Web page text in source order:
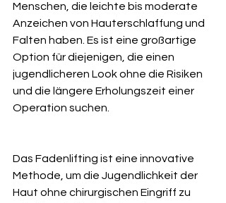
Menschen, die leichte bis moderate
Anzeichen von Hauterschlaffung und
Falten haben. Es ist eine großartige
Option für diejenigen, die einen
jugendlicheren Look ohne die Risiken
und die längere Erholungszeit einer
Operation suchen.
Das Fadenlifting ist eine innovative
Methode, um die Jugendlichkeit der
Haut ohne chirurgischen Eingriff zu